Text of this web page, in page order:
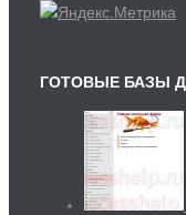
ГОТОВЫЕ БАЗЫ